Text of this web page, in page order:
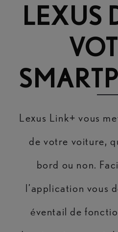
LEXUS
Lexus Link+ vous
de votre voiture,
bord ou non.
l’application vous
éventail de